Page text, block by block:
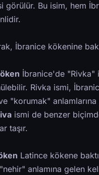
görülür. Bu isim, hem
İbranice kökenine
İbranice'de "Rivka"
Rivka ismi,
"korumak" anlamlarına
ismi de benzer
taşır.
Latince kökene
anlamına gelen